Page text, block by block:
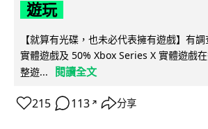
遊玩
【就算有光碟，也未必代表擁有遊戲】有
實體遊戲及 50% Xbox Series X 實體遊戲
整遊...
閱讀全文
215 113 ↗ 分享